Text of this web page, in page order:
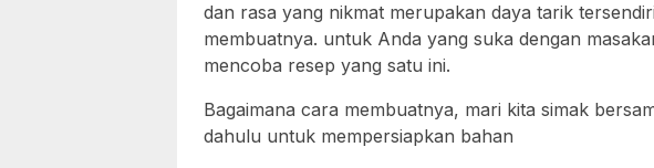
dan rasa yang nikmat merupakan daya tarik
membuatnya. untuk Anda yang suka dengan
mencoba resep yang satu ini.
Bagaimana cara membuatnya, mari kita simak
dahulu untuk mempersiapkan bahan